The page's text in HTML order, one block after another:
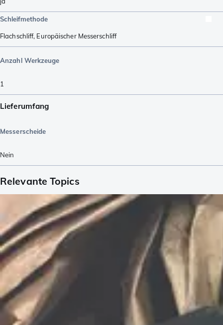
Schleifmethode
Flachschliff, Europäischer Messerschliff
Anzahl Werkzeuge
1
Lieferumfang
Messerscheide
Nein
Relevante Topics